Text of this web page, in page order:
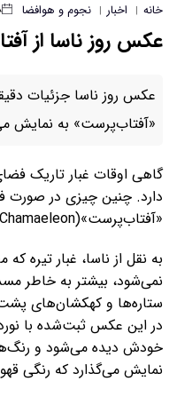
خانه | اخبار | نجوم و هوافضا
عکس روز ناسا از
عکس روز ناسا جزئیات
«آفتاب‌پرست» به نمایش
گاهی اوقات غبار تاریک
دارد. چنین چیزی در
«آفتاب‌پرست»(Chamaeleon) صدق می‌کند.
به نقل از ناسا، غبار تیره
نمی‌شود، بیشتر به خاطر
ستاره‌ها و کهکشان‌های
خودش دیده می‌شود و
نمایش می‌گذارد که رنگی